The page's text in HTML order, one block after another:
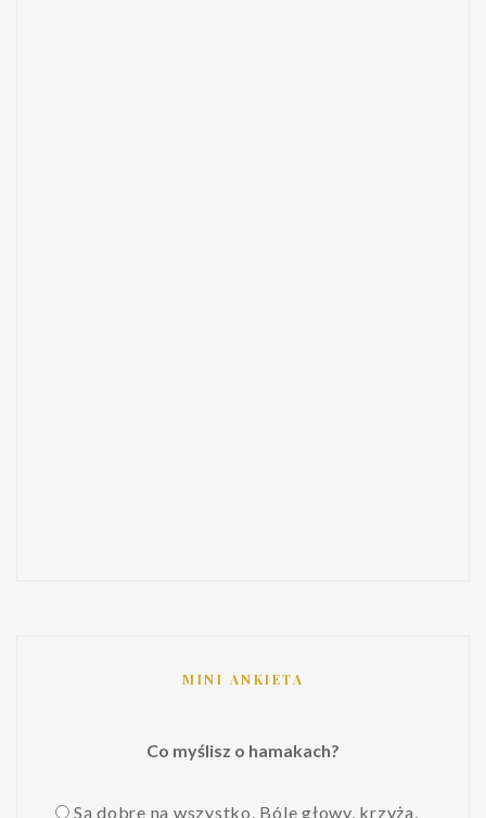
MINI ANKIETA
Co myślisz o hamakach?
Są dobre na wszystko. Bóle głowy, krzyża,